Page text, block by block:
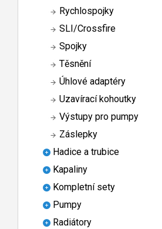
Rychlospojky
SLI/Crossfire
Spojky
Těsnění
Úhlové adaptéry
Uzavírací kohoutky
Výstupy pro pumpy
Záslepky
Hadice a trubice
Kapaliny
Kompletní sety
Pumpy
Radiátory